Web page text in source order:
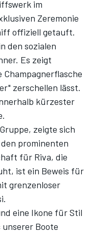
im
Zeremonie
offiziell getauft.
den sozialen
Es zeigt
zerschellen lässt.
kürzester
zeigte sich
prominenten
für Riva, die
ist ein Beweis für
grenzenloser
eine Ikone für Stil
Boote